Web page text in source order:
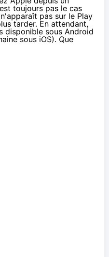
toujours pas le cas
pas sur le Play
tarder. En attendant,
disponible sous Android
sous iOS). Que